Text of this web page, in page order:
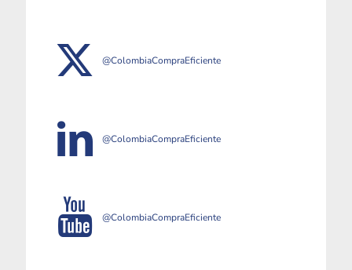
@ColombiaCompraEficiente
@ColombiaCompraEficiente
@ColombiaCompraEficiente